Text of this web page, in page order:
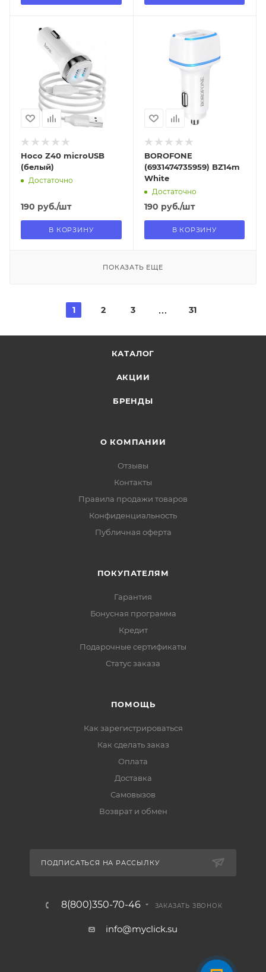
Отправим
13.08.2026
В наличии в пункте
самовывоза
Hoco Z40 microUSB
(белый)
Достаточно
190 руб./шт
В КОРЗИНУ
Отправим
13.08.2026
В наличии в пункте
самовывоза
BOROFONE
(6931474735959) BZ14m
White
Достаточно
190 руб./шт
В КОРЗИНУ
ПОКАЗАТЬ ЕЩЕ
1 2 3 31
КАТАЛОГ
АКЦИИ
БРЕНДЫ
О КОМПАНИИ
Отзывы
Контакты
Правила продажи товаров
Конфиденциальность
Публичная оферта
ПОКУПАТЕЛЯМ
Гарантия
Бонусная программа
Кредит
Подарочные сертификаты
Статус заказа
ПОМОЩЬ
Как зарегистрироваться
Как сделать заказ
Оплата
Доставка
Самовызов
Возврат и обмен
ПОДПИСАТЬСЯ НА РАССЫЛКУ
8(800)350-70-46 ЗАКАЗАТЬ ЗВОНОК
info@myclick.su